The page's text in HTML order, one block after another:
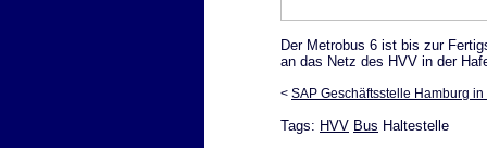
Der Metrobus 6 ist bis zur
an das Netz des HVV in der
< SAP Geschäftsstelle Hamburg
Tags: HVV Bus Haltestelle